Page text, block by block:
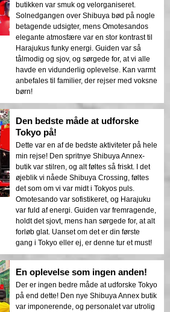
butikken var smuk og velorganiseret.
Solnedgangen over Shibuya bød på nogle
betagende udsigter, mens Omotesandos
elegante atmosfære var en stor kontrast til
Harajukus funky energi. Guiden var så
tålmodig og sjov, og sørgede for, at vi alle
havde en vidunderlig oplevelse. Kan varmt
anbefales til familier, der rejser med voksne
børn!
Den bedste måde at udforske
Tokyo på!
Dette var en af de bedste aktiviteter på hele
min rejse! Den spritnye Shibuya Annex-
butik var stilren, og alt føltes så friskt. I det
øjeblik vi nåede Shibuya Crossing, føltes
det som om vi var midt i Tokyos puls.
Omotesando var sofistikeret, og Harajuku
var fuld af energi. Guiden var fremragende,
holdt det sjovt, mens han sørgede for, at alt
forløb glat. Uanset om det er din første
gang i Tokyo eller ej, er denne tur et must!
En oplevelse som ingen anden!
Der er ingen bedre måde at udforske Tokyo
på end dette! Den nye Shibuya Annex butik
var imponerende, og personalet var utrolig